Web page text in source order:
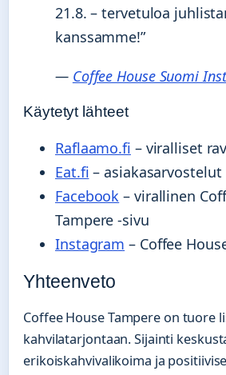
21.8. – tervetuloa
kanssamme!”
— Coffee House Suomi
Käytetyt lähteet
Raflaamo.fi – viralliset
Eat.fi – asiakasarvostelut
Facebook – virallinen
Tampere -sivu
Instagram – Coffee
Yhteenveto
Coffee House Tampere on tuore
kahvilatarjontaan. Sijainti
erikoiskahvivalikoima ja